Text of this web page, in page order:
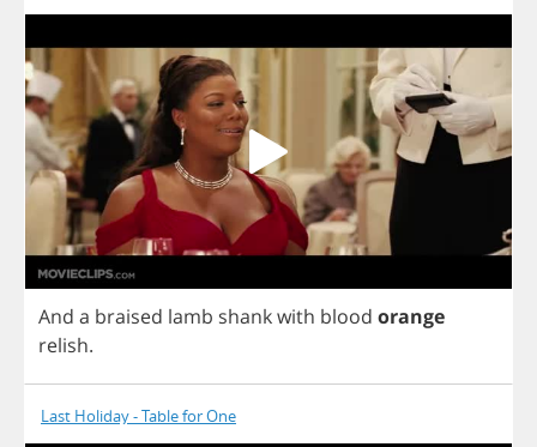
And a braised lamb shankwith blood orange
relish.
Last Holiday - Table for One